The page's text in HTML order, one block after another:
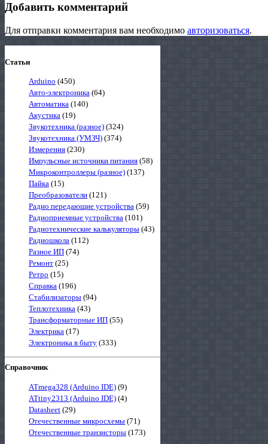
Добавить комментарий
Для отправки комментария вам необходимо авторизоваться.
Статьи
Arduino (450)
Авто-электроника (64)
Автоматика (140)
Акустика (19)
Звукотехника (разное) (324)
Звукотехника (УМЗЧ) (374)
Измерения (230)
Импульсные источники питания (58)
Микроконтроллеры (разное) (137)
Пайка (15)
Преобразователи (121)
Радио передающие устройства (59)
Радиоприемные устройства (101)
Радиотехнические калькуляторы (43)
Радиошкола (112)
Разное ИП (74)
Ремонт (25)
Ретро (15)
Справка (196)
Стабилизаторы (94)
Теплотехника (43)
Трансформаторные ИП (55)
Электрика (17)
Электроника в быту (333)
Справочник
ATmega328 (Arduino IDE) (9)
ATtiny2313 (Arduino IDE) (4)
Datasheet (29)
Отечественные микросхемы (71)
Отечественные транзисторы (173)